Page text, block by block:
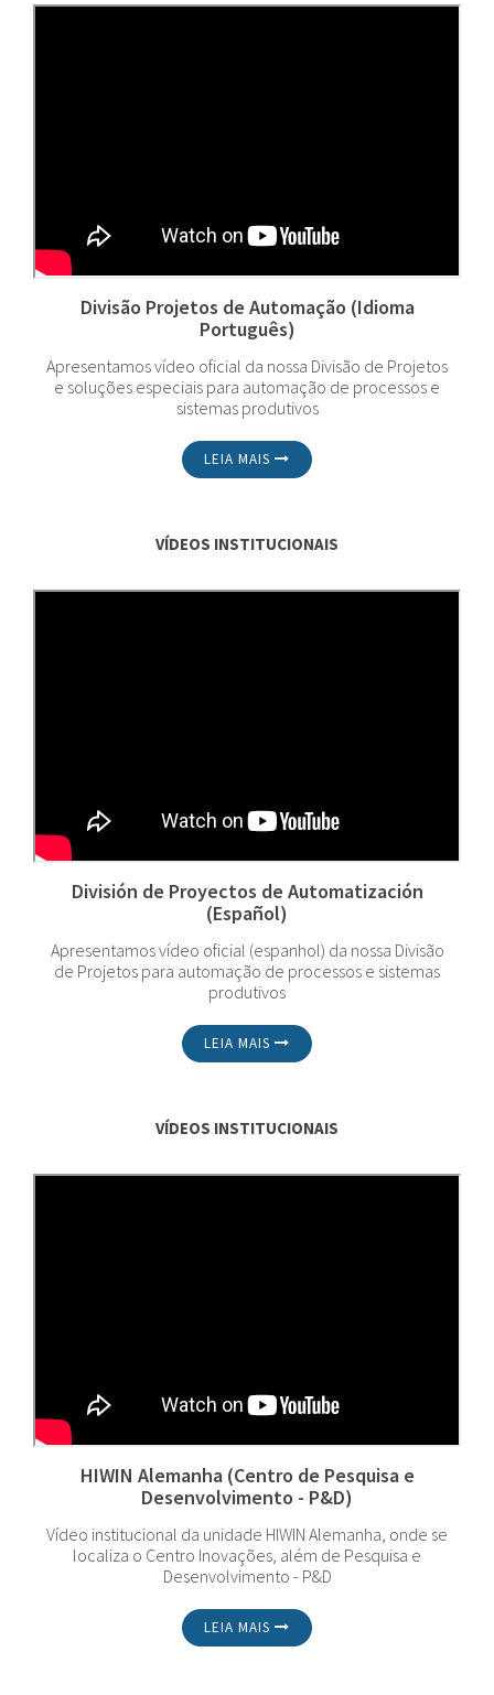
Divisão Projetos de Automação (Idioma
Português)
Apresentamos vídeo oficial da nossa Divisão de Projetos
e soluções especiais para automação de processos e
sistemas produtivos
LEIA MAIS
VÍDEOS INSTITUCIONAIS
División de Proyectos de Automatización
(Español)
Apresentamos vídeo oficial (espanhol) da nossa Divisão
de Projetos para automação de processos e sistemas
produtivos
LEIA MAIS
VÍDEOS INSTITUCIONAIS
HIWIN Alemanha (Centro de Pesquisa e
Desenvolvimento - P&D)
Vídeo institucional da unidade HIWIN Alemanha, onde se
localiza o Centro Inovações, além de Pesquisa e
Desenvolvimento - P&D
LEIA MAIS